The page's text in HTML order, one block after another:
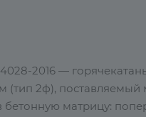
2016 —
2ф), поставляемый
матрицу: